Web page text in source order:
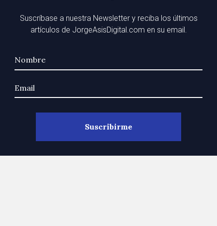
Suscríbase a nuestra Newsletter y reciba los últimos
artículos de JorgeAsisDigital.com en su email.